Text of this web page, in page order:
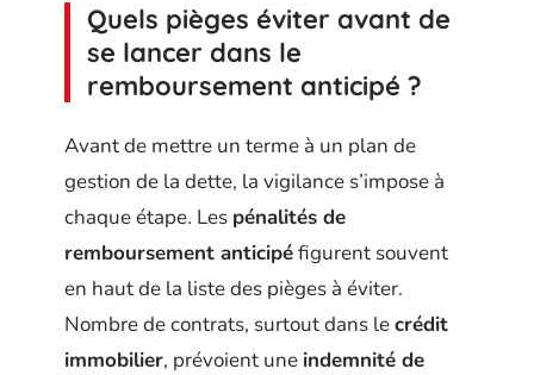
Quels pièges éviter avant de
se lancer dans le
remboursement anticipé ?
Avant de mettre un terme à un plan de
gestion de la dette, la vigilance s’impose à
chaque étape. Les pénalités de
remboursement anticipéfigurent souvent
en haut de la liste des pièges à éviter.
Nombre de contrats, surtout dans lecrédit
immobilier, prévoient une indemnité de